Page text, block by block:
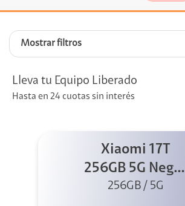
Mostrar filtros
Lleva tu Equipo Liberado
Hasta en 24 cuotas sin interés
Xiaomi 17T
256GB 5G Negro
+ Sound
256GB / 5G